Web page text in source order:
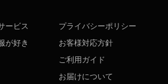
ービス
が好き
プライバシーポリシー
お客様対応方針
ご利用ガイド
お届けについて